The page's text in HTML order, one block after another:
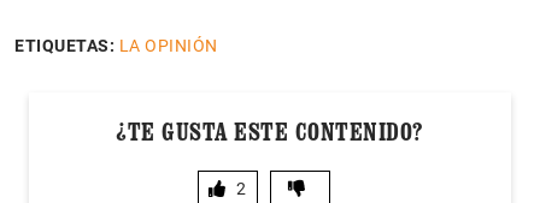
ETIQUETAS: LA OPINIÓN
¿TE GUSTA ESTE CONTENIDO?
2